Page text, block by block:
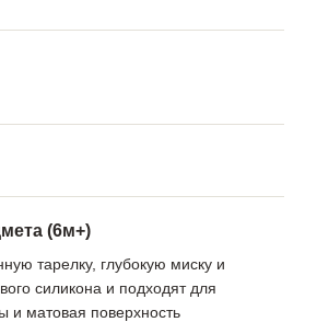
(6м+)
тарелку, глубокую миску и
силикона и подходят для
и матовая поверхность